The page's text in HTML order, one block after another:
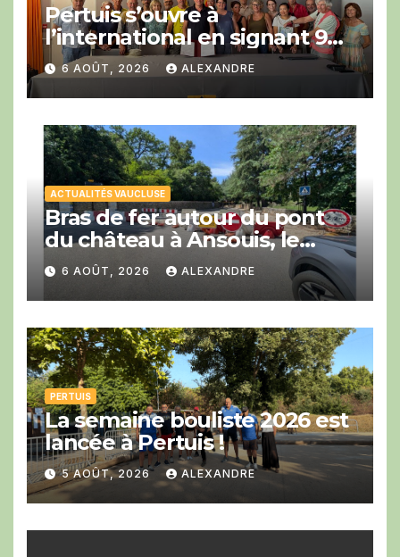
Pertuis s’ouvre à
l’international en signant 9
engagements en faveur du
développement du vélo avec
la COP Bike Ride.
6 AOÛT, 2026 ALEXANDRE
ACTUALITÉS VAUCLUSE
Bras de fer autour du pont
du château à Ansouis, le
Département prend l’affaire
en main
6 AOÛT, 2026 ALEXANDRE
PERTUIS
La semaine bouliste 2026 est
lancée à Pertuis !
5 AOÛT, 2026 ALEXANDRE